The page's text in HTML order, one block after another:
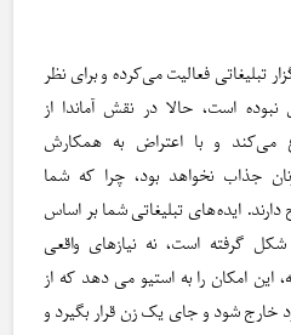
تبلیغاتی فعالیت می‌کرده و برای نظر
است، حالا در نقش آماندا از
می‌کند و با اعتراض به همکارش
جذاب نخواهد بود، چرا که شما
ایده‌های تبلیغاتی شما بر اساس
شکل گرفته است، نه نیازهای واقعی
این امکان را به استیو می دهد که از
خارج شود و جای یک زن قرار بگیرد و